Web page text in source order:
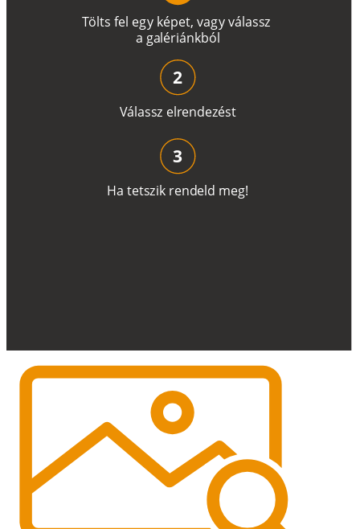
Tölts fel egy képet, vagyválassz
a galériánkból
Válassz elrendezést
2
Ha tetszik rendeld meg!
3